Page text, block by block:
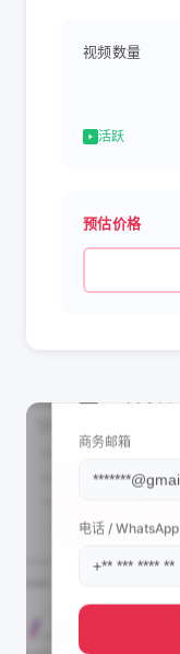
视频数量
活跃
预估价格
商务邮箱
电话 / WhatsApp